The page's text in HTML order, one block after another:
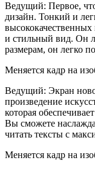
Ведущий: Первое, что
дизайн. Тонкий и
и стильный вид. Он
размерам, он легко
Меняется кадр на
Ведущий: Экран
произведение
которая
Вы сможете
читать тексты с
Меняется кадр на